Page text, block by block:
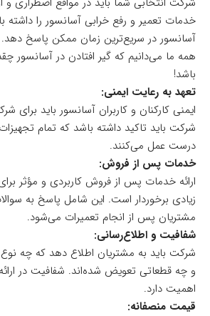
خدمات تعمیر و رفع خرابی آسانسور را داشته
آسانسور در سریع‌ترین زمان ممکن پاسخ دهد.
همه ما می‌دانیم که گیر افتادن در آسانسور
باشد!
تعهد به رعایت ایمنی:
ایمنی کارکنان و کاربران آسانسور باید برای
شرکت باید تاکید داشته باشد که تمام
درست عمل می‌کنند.
خدمات پس از فروش:
ارائه خدمات پس از فروش کاربردی و مؤثر
زیادی برخوردار است. این شامل پاسخ به
مشتریان پس از انجام تعمیرات می‌شود.
شفافیت و اطلاع‌رسانی:
شرکت باید به مشتریان اطلاع دهد که چه نوع
و چه قطعاتی تعویض شده‌اند. شفافیت در
اهمیت دارد.
قیمت منصفانه: